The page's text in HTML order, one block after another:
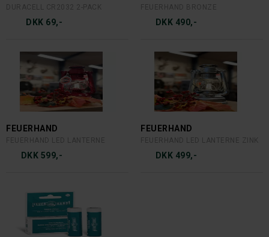
DKK 69,- DKK 490,-
FEUERHAND
DKK 599,-
FEUERHAND
DKK 499,-